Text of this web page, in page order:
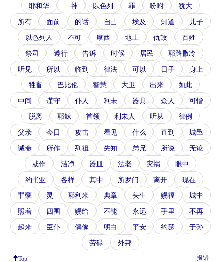
耶和华 神 以色列 罪 吩咐
犹大
所有
面前 的话 自己 埃及 知道
儿子
以色列人
不可 摩西 地上 仇敌
百姓
祭司
遵行 告诉 时候 居民
耶路撒冷
听见
所以 临到 律法 可以 日子
身上
牲畜
巴比伦 智慧 大卫 出来
如此
中间
谨守 仆人 利未 器具 众人
可憎
脱离
耶稣 首领 利未人 听从
律例
父亲
今日 攻击 看见 什么 直到
城邑
诫命
所作 列祖 先知 弟兄 所说
无论
或作
洁净 器皿 法老 灾祸
眼中
约书亚
各样 其中 所罗门 离开
现在
罪孽
灵 耶利米 典章 头生 赐福
城中
照着
四围 赐给 不能 永远 手里
不再
起来
臣仆 偶像 明白 平安 约瑟
子孙
劳碌
外邦
Top 报错